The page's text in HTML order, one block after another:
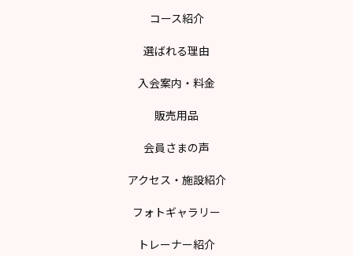
コース紹介
選ばれる理由
入会案内・料金
販売用品
会員さまの声
アクセス・施設紹介
フォトギャラリー
トレーナー紹介